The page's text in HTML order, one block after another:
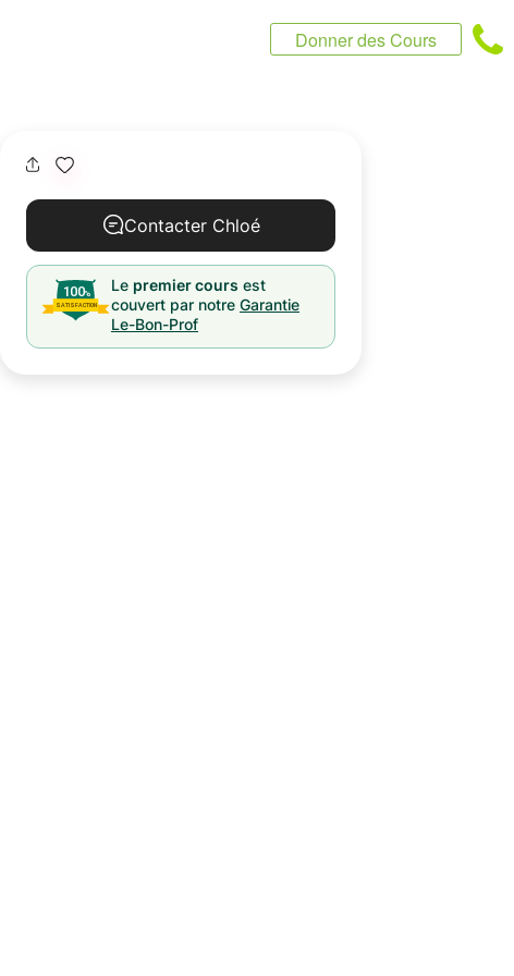
Donner des Cours
Contacter Chloé
Le premier cours est
couvert par notre Garantie
Le-Bon-Prof